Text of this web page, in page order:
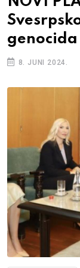
genocida
8. JUNI 2024.